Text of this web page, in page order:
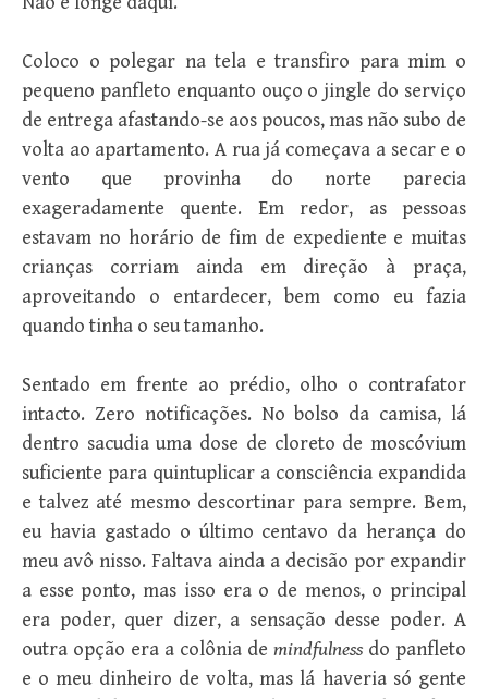
Coloco o polegar na tela e transfiro para mim o
pequeno panfleto enquanto ouço o jingle do serviço
de entrega afastando-se aos poucos, mas não subo de
volta ao apartamento. A rua já começava a secar e o
vento que provinha do norte parecia
exageradamente quente. Em redor, as pessoas
estavam no horário de fim de expediente e muitas
crianças corriam ainda em direção à praça,
aproveitando o entardecer, bem como eu fazia
quando tinha o seu tamanho.
Sentado em frente ao prédio, olho o contrafator
intacto. Zero notificações. No bolso da camisa, lá
dentro sacudia uma dose de cloreto de moscóvium
suficiente para quintuplicar a consciência expandida
e talvez até mesmo descortinar para sempre. Bem,
eu havia gastado o último centavo da herança do
meu avô nisso. Faltava ainda a decisão por expandir
a esse ponto, mas isso era o de menos, o principal
era poder, quer dizer, a sensação desse poder. A
outra opção era a colônia de mindfulness do panfleto
e o meu dinheiro de volta, mas lá haveria só gente